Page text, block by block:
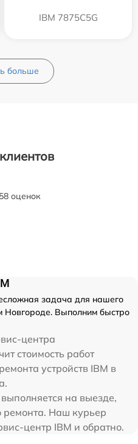
IBM 7875C5G
больше
оценок
задача для нашего
Новгороде. Выполним быстро
центра
стоимость работ
устройств IBM в
на выезде,
ремонта. Наш курьер
центр IBM и обратно.